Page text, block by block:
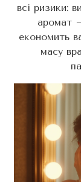
всі ризики:
аромат
економить
масу